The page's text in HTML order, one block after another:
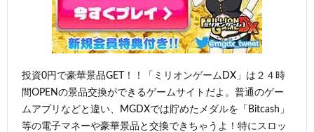
投資0円で豪華景品GET！！「ミリオンゲームDX」は２４時
間OPENの景品交換ができるゲームサイトだよ。普通のゲー
ムアプリなどと違い、MGDXでは貯めたメダルを「Bitcash」
等の電子マネーや豪華景品と交換できちゃうよ！特にスロッ